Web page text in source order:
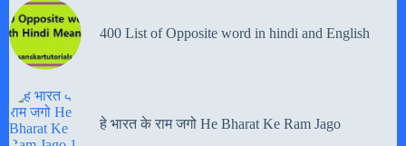
400 List of Opposite word in hindi and English
हे भारत के राम जगो He Bharat Ke Ram Jago